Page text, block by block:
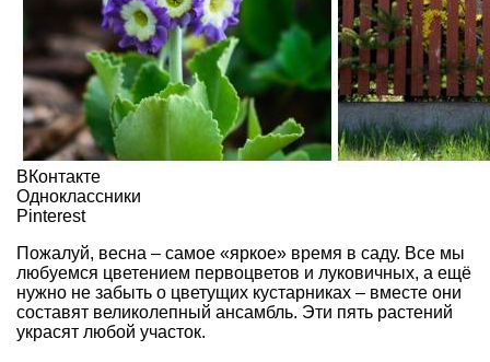
ВКонтакте
Одноклассники
Pinterest
Пожалуй, весна – самое «яркое» время в саду. Все мы
любуемся цветением первоцветов и луковичных, а ещё
нужно не забыть о цветущих кустарниках – вместе они
составят великолепный ансамбль. Эти пять растений
украсят любой участок.